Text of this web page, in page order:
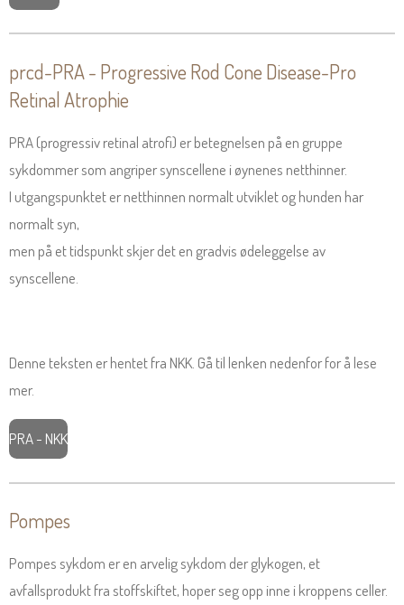
prcd-PRA - Progressive Rod Cone Disease-Pro
Retinal Atrophie
PRA (progressiv retinal atrofi) er betegnelsen på en gruppe
sykdommer som angriper synscellene i øynenes netthinner.
​I utgangspunktet er netthinnen normalt utviklet og hunden har
normalt syn,
​men på et tidspunkt skjer det en gradvis ødeleggelse av
synscellene.
Denne teksten er hentet fra NKK. Gå til lenken nedenfor for å lese
mer.
PRA - NKK
Pompes
Pompes sykdom er en arvelig sykdom der glykogen, et
avfallsprodukt fra stoffskiftet, hoper seg opp inne i kroppens celler.